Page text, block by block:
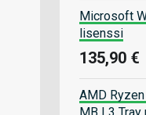
Microsoft
lisenssi
135,90 €
AMD